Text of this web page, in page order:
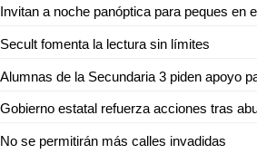
Invitan a noche panóptica para peques en
Secult fomenta la lectura sin límites
No se permitirán más calles invadidas